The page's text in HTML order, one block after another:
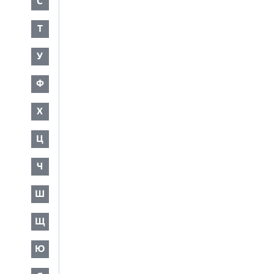
Т
У
Ф
Х
Ц
Ч
Ш
Щ
Ю